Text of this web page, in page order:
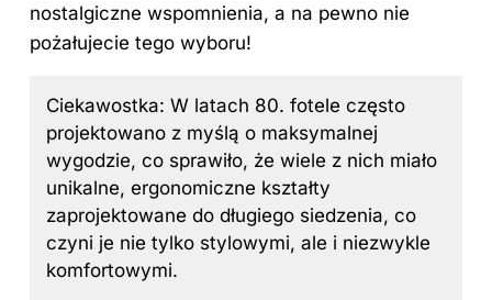
nostalgiczne wspomnienia, a na pewno nie
pożałujecie tego wyboru!
Ciekawostka: W latach 80. fotele często
projektowano z myślą o maksymalnej
wygodzie, co sprawiło, że wiele z nich miało
unikalne, ergonomiczne kształty
zaprojektowane do długiego siedzenia, co
czyni je nie tylko stylowymi, ale i niezwykle
komfortowymi.